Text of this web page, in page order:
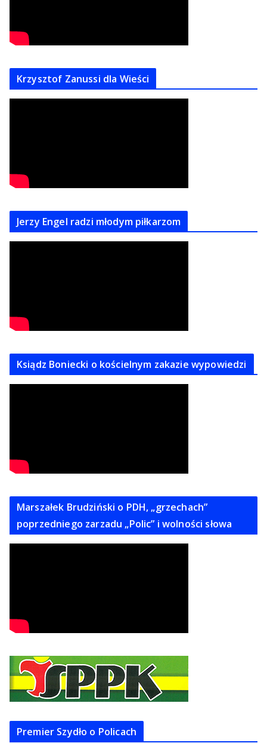
Krzysztof Zanussi dla Wieści
Jerzy Engel radzi młodym piłkarzom
Ksiądz Boniecki o kościelnym zakazie wypowiedzi
Marszałek Brudziński o PDH, „grzechach”
poprzedniego zarzadu „Polic” i wolności słowa
Premier Szydło o Policach